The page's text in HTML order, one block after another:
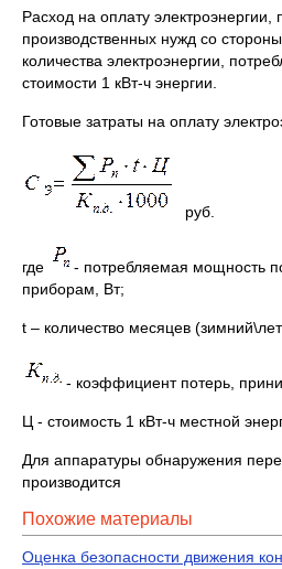
Расход на оплату
производственных нужд со
количества электроэнергии,
стоимости 1 кВт-ч энергии.
Готовые затраты на оплату
где
- потребляемая мощность
приборам, Вт;
t – количество месяцев
- коэффициент потерь,
Ц - стоимость 1 кВт-ч местной
Для аппаратуры обнаружения
производится
Похожие материалы
Оценка безопасности движения